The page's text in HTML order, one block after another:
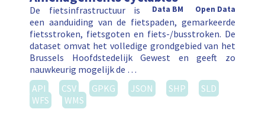
Open Data
Data BM
De fietsinfrastructuur is
een aanduiding van de fietspaden, gemarkeerde
fietsstroken, fietsgoten en fiets-/busstroken. De
dataset omvat het volledige grondgebied van het
Brussels Hoofdstedelijk Gewest en geeft zo
nauwkeurig mogelijk de …
API
CSV GPKG JSON SHP
SLD
WFS
WMS